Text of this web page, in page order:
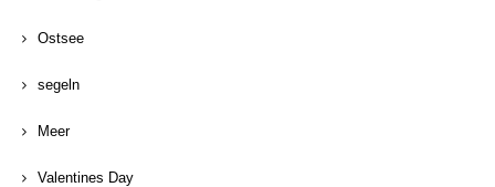
Ostsee
segeln
Meer
Valentines Day